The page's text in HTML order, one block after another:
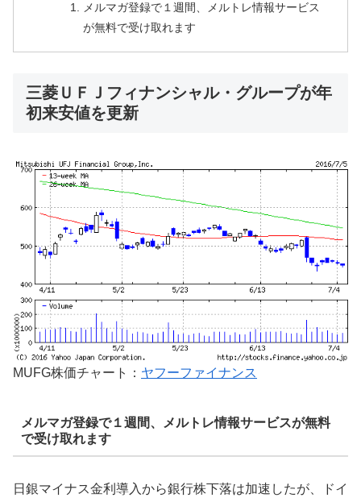
メルマガ登録で１週間、メルトレ情報サービス
が無料で受け取れます
三菱ＵＦＪフィナンシャル・グループが年
初来安値を更新
MUFG株価チャート： ヤフーファイナンス
メルマガ登録で１週間、メルトレ情報サービスが無料
で受け取れます
日銀マイナス金利導入から銀行株下落は加速したが、ドイ